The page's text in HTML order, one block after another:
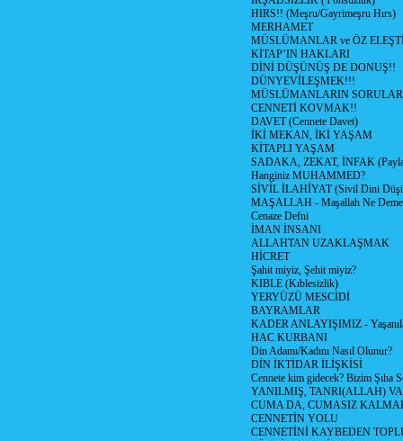
HIRS!! (Meşru/Gayrimeşru Hırs)
MERHAMET
MÜSLÜMANLAR ve ÖZ
KİTAP’IN HAKLARI
DİNİ DÜŞÜNÜŞ DE DONUŞ!!
DÜNYEVİLEŞMEK!!!
MÜSLÜMANLARIN
CENNETİ KOVMAK!!
DAVET (Cennete Davet)
İKİ MEKAN, İKİ YAŞAM
KİTAPLI YAŞAM
SADAKA, ZEKAT, İNFAK
Hanginiz MUHAMMED?
SİVİL İLAHİYAT (Sivil Dini
MAŞALLAH - Maşallah Ne
Cenaze Defni
İMAN İNSANI
ALLAHTAN UZAKLAŞMAK
HİCRET
Şahit miyiz, Şehit miyiz?
KIBLE (Kıblesizlik)
YERYÜZÜ MESCİDİ
BAYRAMLAR
KADER ANLAYIŞIMIZ -
HAC KURBANI
Din Adamı/Kadını Nasıl Olunur?
DİN İKTİDAR İLİŞKİSİ
Cennete kim gidecek? Bizim Şıha
YANILMIŞ, TANRI(ALLAH)
CUMA DA, CUMASIZ
CENNETİN YOLU
CENNETİNİ KAYBEDEN